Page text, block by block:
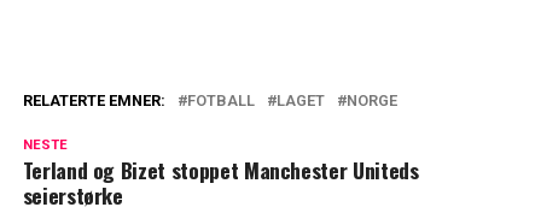
RELATERTE EMNER: FOTBALL LAGET NORGE
NESTE
Terland og Bizet stoppet Manchester Uniteds
seierstørke